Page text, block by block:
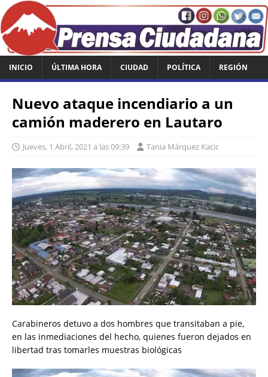
INICIO ÚLTIMA HORA CIUDAD POLÍTICA REGIÓN
Nuevo ataque incendiario a un
camión maderero en Lautaro
Jueves, 1 Abril, 2021 a las 09:39 Tania Márquez Kacic
Carabineros detuvo a dos hombres que transitaban a pie,
en las inmediaciones del hecho, quienes fueron dejados en
libertad tras tomarles muestras biológicas